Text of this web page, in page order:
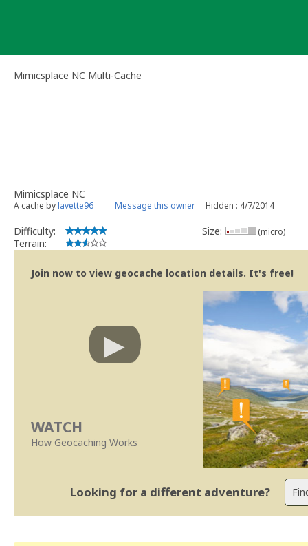
Mimicsplace NC Multi-Cache
Mimicsplace NC
A cache bylavette96 Message this owner Hidden : 4/7/2014
Difficulty:
Terrain:
Size: (micro)
Join now to view geocache location details. It's free!
WATCH
How Geocaching Works
Looking for a different adventure?